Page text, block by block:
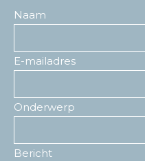
Naam
E-mailadres
Onderwerp
Bericht